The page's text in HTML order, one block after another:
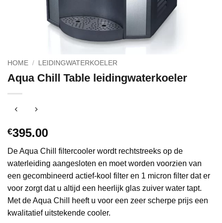
HOME / LEIDINGWATERKOELER
Aqua Chill Table leidingwaterkoeler
€395.00
De Aqua Chill filtercooler wordt rechtstreeks op de
waterleiding aangesloten en moet worden voorzien van
een gecombineerd actief-kool filter en 1 micron filter dat er
voor zorgt dat u altijd een heerlijk glas zuiver water tapt.
Met de Aqua Chill heeft u voor een zeer scherpe prijs een
kwalitatief uitstekende cooler.